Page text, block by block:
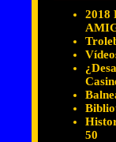
2018
50